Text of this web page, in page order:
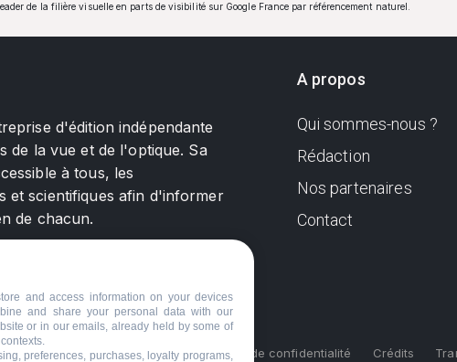
de la filière visuelle en parts de visibilité sur Google France par référencement naturel.
d'édition indépendante
de la vue et de l'optique. Sa
à tous, les
et scientifiques afin d'informer
de chacun.
A propos
Qui sommes-nous ?
Rédaction
Nos partenaires
Contact
Mentions légales Politique de confidentialité Crédits
and access information on your devices
and share your personal data with our
or in our emails, already held by some of
preferences, purchases, loyalty programs,